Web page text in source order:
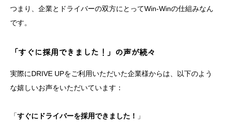
つまり、企業とドライバーの双方にとってWin-Winの仕組みなん
です。
「すぐに採用できました！」の声が続々
実際にDRIVE UPをご利用いただいた企業様からは、以下のよう
な嬉しいお声をいただいています：
「すぐにドライバーを採用できました！ 」